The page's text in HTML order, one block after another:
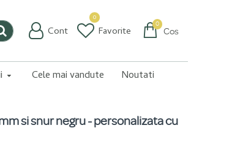
Cont Favorite
0
Coș
0
Cele mai vandute Noutati
si snur negru - personalizata cu